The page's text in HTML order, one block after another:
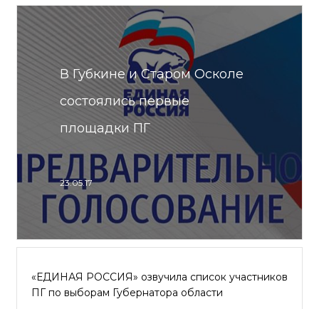
В Губкине и Старом Осколе
состоялись первые
площадки ПГ
23.05.17
«ЕДИНАЯ РОССИЯ» озвучила список участников
ПГ по выборам Губернатора области